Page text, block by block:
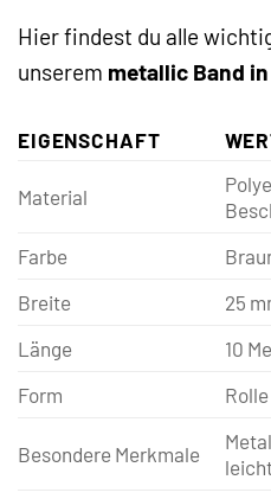
Hier findest du alle
unserem metallic Band
EIGENSCHAFT
Material
Farbe
Breite
25
Länge
10
Form
Rolle
Besondere Merkmale